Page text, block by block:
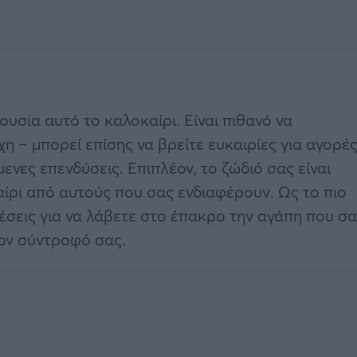
αυτό το καλοκαίρι. Είναι πιθανό να
– μπορεί επίσης να βρείτε ευκαιρίες για αγορές
επενδύσεις. Επιπλέον, το ζώδιό σας είναι
από αυτούς που σας ενδιαφέρουν. Ως το πιο
για να λάβετε στο έπακρο την αγάπη που
σύντροφό σας.